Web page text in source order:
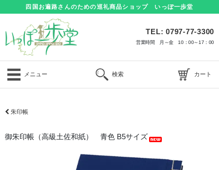
四国お遍路さんのための巡礼商品ショップ いっぽ一歩堂
TEL: 0797-77-3300
営業時間 月～金 10：00～17：00
メニュー 検索 カート
朱印帳
御朱印帳（高級土佐和紙） 青色 B5サイズ